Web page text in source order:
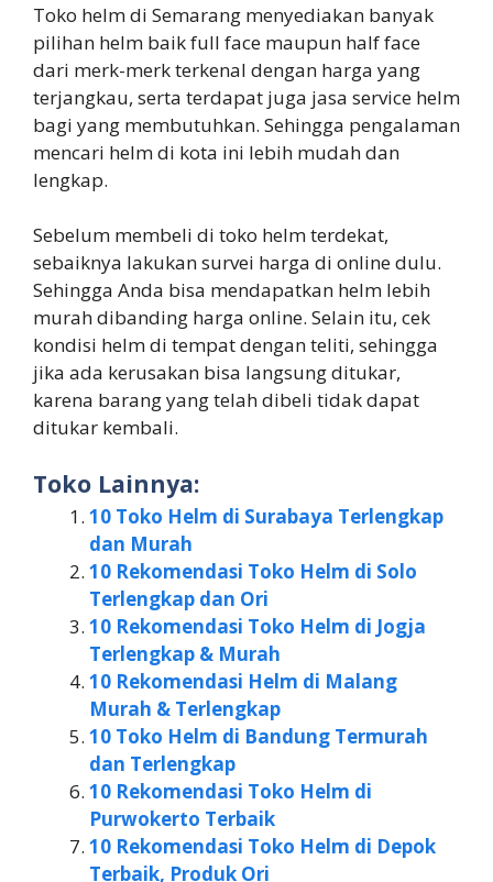
Toko helm di Semarang menyediakan banyak
pilihan helm baik full face maupun half face
dari merk-merk terkenal dengan harga yang
terjangkau, serta terdapat juga jasa service helm
bagi yang membutuhkan. Sehingga pengalaman
mencari helm di kota ini lebih mudah dan
lengkap.
Sebelum membeli di toko helm terdekat,
sebaiknya lakukan survei harga di online dulu.
Sehingga Anda bisa mendapatkan helm lebih
murah dibanding harga online. Selain itu, cek
kondisi helm di tempat dengan teliti, sehingga
jika ada kerusakan bisa langsung ditukar,
karena barang yang telah dibeli tidak dapat
ditukar kembali.
Toko Lainnya:
10 Toko Helm di Surabaya Terlengkap
dan Murah
10 Rekomendasi Toko Helm di Solo
Terlengkap dan Ori
10 Rekomendasi Toko Helm di Jogja
Terlengkap & Murah
10 Rekomendasi Helm di Malang
Murah & Terlengkap
10 Toko Helm di Bandung Termurah
dan Terlengkap
10 Rekomendasi Toko Helm di
Purwokerto Terbaik
10 Rekomendasi Toko Helm di Depok
Terbaik, Produk Ori